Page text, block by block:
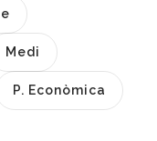
Medi
P. Econòmica